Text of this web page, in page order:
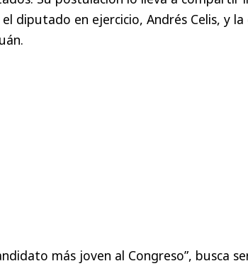
diputado en ejercicio, Andrés Celis, y la
más joven al Congreso”, busca